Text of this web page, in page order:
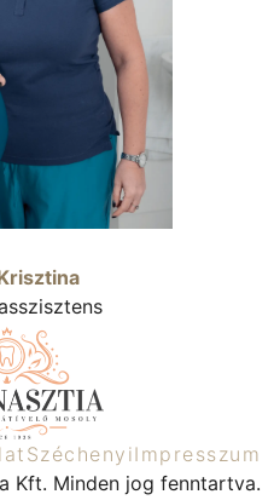
SzéchenyiImpresszum
Kft. Minden jog fenntartva.